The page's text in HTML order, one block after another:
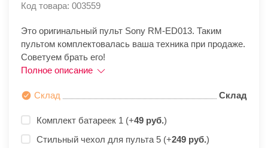
Код товара: 003559
Это оригинальный пульт Sony RM-ED013. Таким
пультом комплектовалась ваша техника при продаже.
Советуем брать его!
Полное описание
Склад Склад
Комплект батареек 1 (+49 руб.)
Стильный чехол для пульта 5 (+249 руб.)